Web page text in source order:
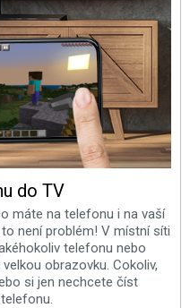
do TV
máte na telefonu i na vaší
není problém! V místní síti
telefonu nebo
obrazovku. Cokoliv,
si jen nechcete číst